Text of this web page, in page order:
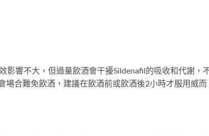
影響不大，但過量飲酒會干擾Sildenafil的吸收和代謝，
場合難免飲酒，建議在飲酒前或飲酒後2小時才服用威而